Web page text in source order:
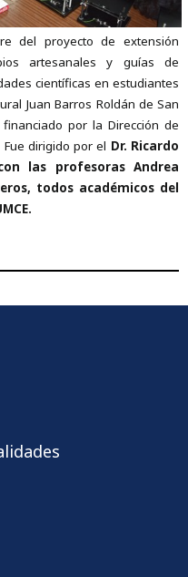
del proyecto de extensión
artesanales y guías de
científicas en estudiantes
Juan Barros Roldán de San
por la Dirección de
dirigido por el Dr. Ricardo
las profesoras Andrea
todos académicos del